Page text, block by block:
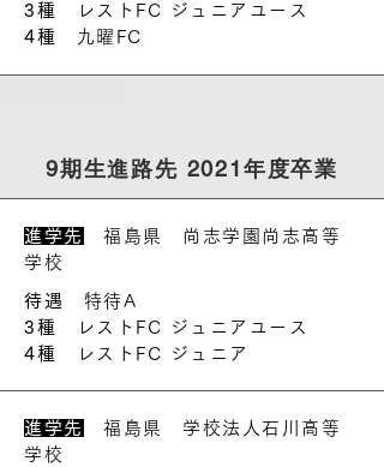
3種
レストFC ジュニアユース
4種
九曜FC
9期生進路先 2021年度卒業
進学先
福島県 尚志学園尚志高等
学校
待遇 特待A
3種
レストFC ジュニアユース
4種
レストFC ジュニア
進学先
福島県 学校法人石川高等
学校